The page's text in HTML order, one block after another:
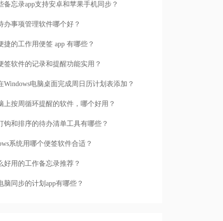
备忘录app支持安卓和苹果手机同步？
办事项管理软件哪个好？
捷的工作用便签 app 有哪些？
签软件的记录和提醒功能实用？
Windows电脑桌面完成周日历计划表添加？
上按周循环提醒的软件，哪个好用？
钩和排序的待办清单工具有哪些？
系统用哪个便签软件合适？
好用的工作备忘录推荐？
脑同步的计划app有哪些？